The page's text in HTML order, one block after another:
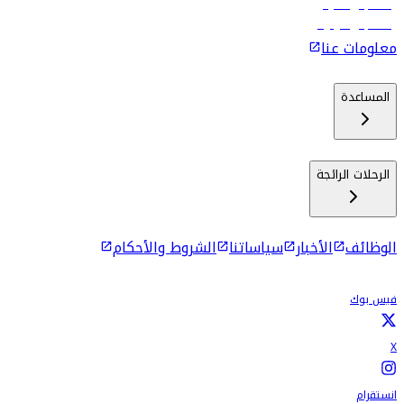
رحلات إلى ماليه
رحلات إلى كولومبو
معلومات عنا
المساعدة
الرحلات الرائجة
الوظائف الأخبار سياساتنا الشروط والأحكام
فيس بوك
X
انستقرام